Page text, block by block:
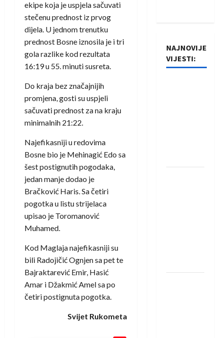
ekipe koja je uspjela sačuvati
stečenu prednost iz prvog
dijela. U jednom trenutku
prednost Bosne iznosila je i tri
gola razlike kod rezultata
16:19 u 55. minuti susreta.
Do kraja bez značajnijih
promjena, gosti su uspjeli
sačuvati prednost za na kraju
minimalnih 21:22.
Najefikasniji u redovima
Bosne bio je Mehinagić Edo sa
šest postignutih pogodaka,
jedan manje dodao je
Bračković Haris. Sa četiri
pogotka u listu strijelaca
upisao je Toromanović
Muhamed.
Kod Maglaja najefikasniji su
bili Radojičić Ognjen sa pet te
Bajraktarević Emir, Hasić
Amar i Džakmić Amel sa po
četiri postignuta pogotka.
Svijet Rukometa
NAJNOVIJE
VIJESTI: